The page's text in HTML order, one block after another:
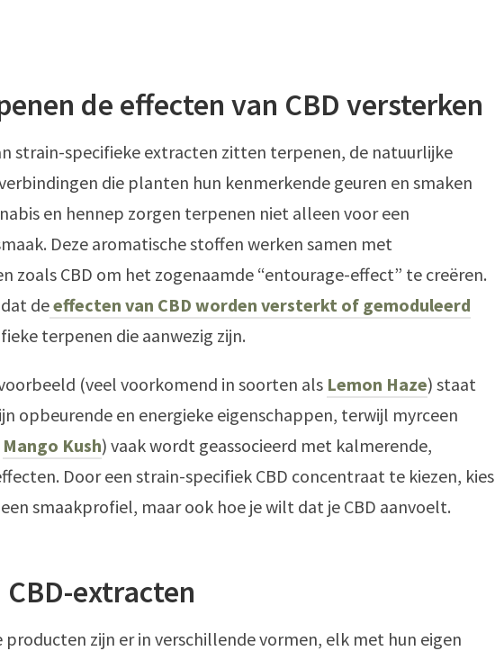
de effecten van CBD versterken
strain-specifieke extracten zitten terpenen, de natuurlijke
die planten hun kenmerkende geuren en smaken
en hennep zorgen terpenen niet alleen voor een
Deze aromatische stoffen werken samen met
zoals CBD om het zogenaamde “entourage-effect” te creëren.
deeffecten van CBD worden versterkt of gemoduleerd
terpenen die aanwezig zijn.
(veel voorkomend in soorten als Lemon Haze) staat
opbeurende en energieke eigenschappen, terwijl myrceen
Mango Kush) vaak wordt geassocieerd met kalmerende,
Door een strain-specifiek CBD concentraat te kiezen, kies
smaakprofiel, maar ook hoe je wilt dat je CBD aanvoelt.
extracten
producten zijn er in verschillende vormen, elk met hun eigen